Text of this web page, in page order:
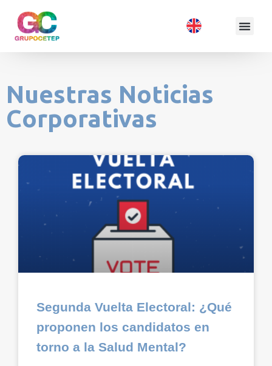
Nuestras Noticias
Corporativas
Segunda Vuelta Electoral: ¿Qué
proponen los candidatos en
torno a la Salud Mental?